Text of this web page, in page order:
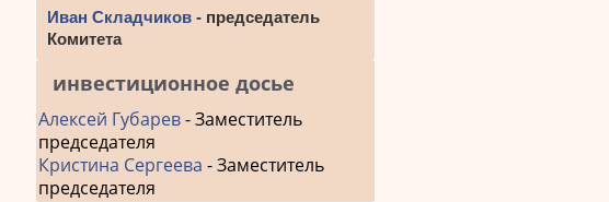
Иван Складчиков - председатель
Комитета
инвестиционное досье
Алексей Губарев- Заместитель
председателя
Кристина Сергеева - Заместитель
председателя